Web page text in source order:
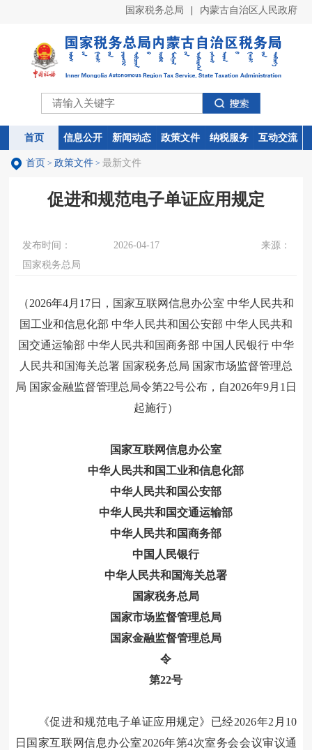
国家税务总局 内蒙古自治区人民政府
首页 信息公开 新闻动态 政策文件 纳税服务 互动交流
首页 信息公开 新闻动态 政策文件 纳税服务 互动交流
首页 > 政策文件> 最新文件
促进和规范电子单证应用规定
发布时间： 2026-04-17
来源：
国家税务总局
（2026年4月17日，国家互联网信息办公室 中华人民共和
国工业和信息化部 中华人民共和国公安部 中华人民共和
国交通运输部 中华人民共和国商务部 中国人民银行 中华
人民共和国海关总署 国家税务总局 国家市场监督管理总
局 国家金融监督管理总局令第22号公布，自2026年9月1日
起施行）
国家互联网信息办公室
中华人民共和国工业和信息化部
中华人民共和国公安部
中华人民共和国交通运输部
中华人民共和国商务部
中国人民银行
中华人民共和国海关总署
国家税务总局
国家市场监督管理总局
国家金融监督管理总局
令
第22号
《促进和规范电子单证应用规定》已经2026年2月10
日国家互联网信息办公室2026年第4次室务会会议审议通